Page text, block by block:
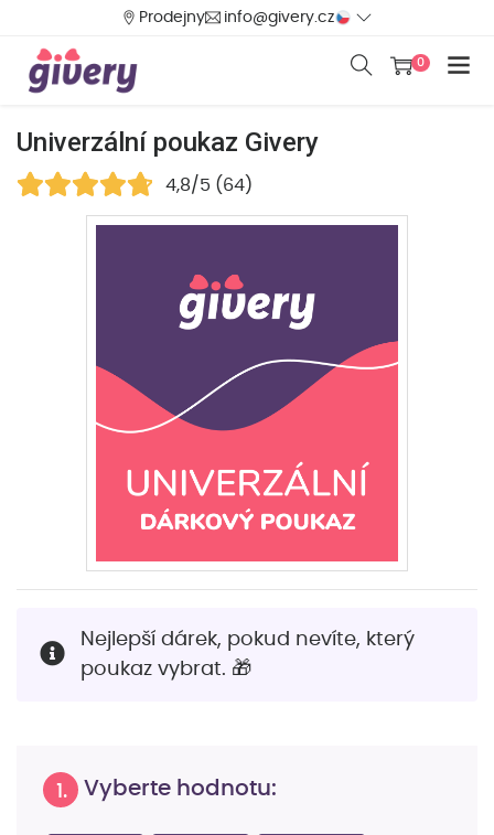
Prodejny info@givery.cz
0
Univerzální poukaz Givery
4,8/5 (64)
Nejlepší dárek, pokud nevíte, který
poukaz vybrat. 🎁
1. Vyberte hodnotu: